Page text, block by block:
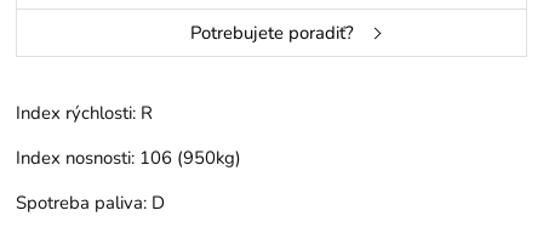
Potrebujete poradiť?
Index rýchlosti: R
Index nosnosti: 106 (950kg)
Spotreba paliva: D